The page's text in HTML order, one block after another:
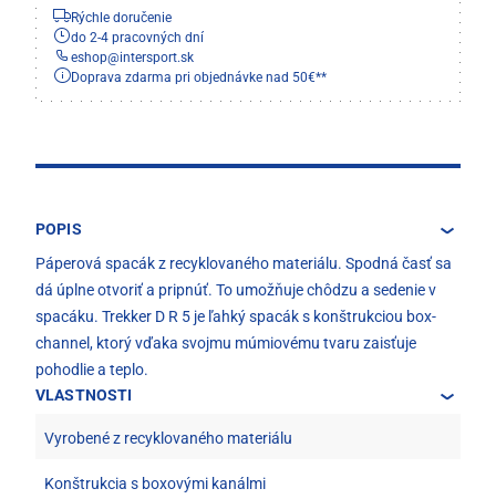
Rýchle doručenie
do 2-4 pracovných dní
eshop@intersport.sk
Doprava zdarma pri objednávke nad 50€**
POPIS
Páperová spacák z recyklovaného materiálu. Spodná časť sa
dá úplne otvoriť a pripnúť. To umožňuje chôdzu a sedenie v
spacáku. Trekker D R 5 je ľahký spacák s konštrukciou box-
channel, ktorý vďaka svojmu múmiovému tvaru zaisťuje
pohodlie a teplo.
VLASTNOSTI
Vyrobené z recyklovaného materiálu
Konštrukcia s boxovými kanálmi